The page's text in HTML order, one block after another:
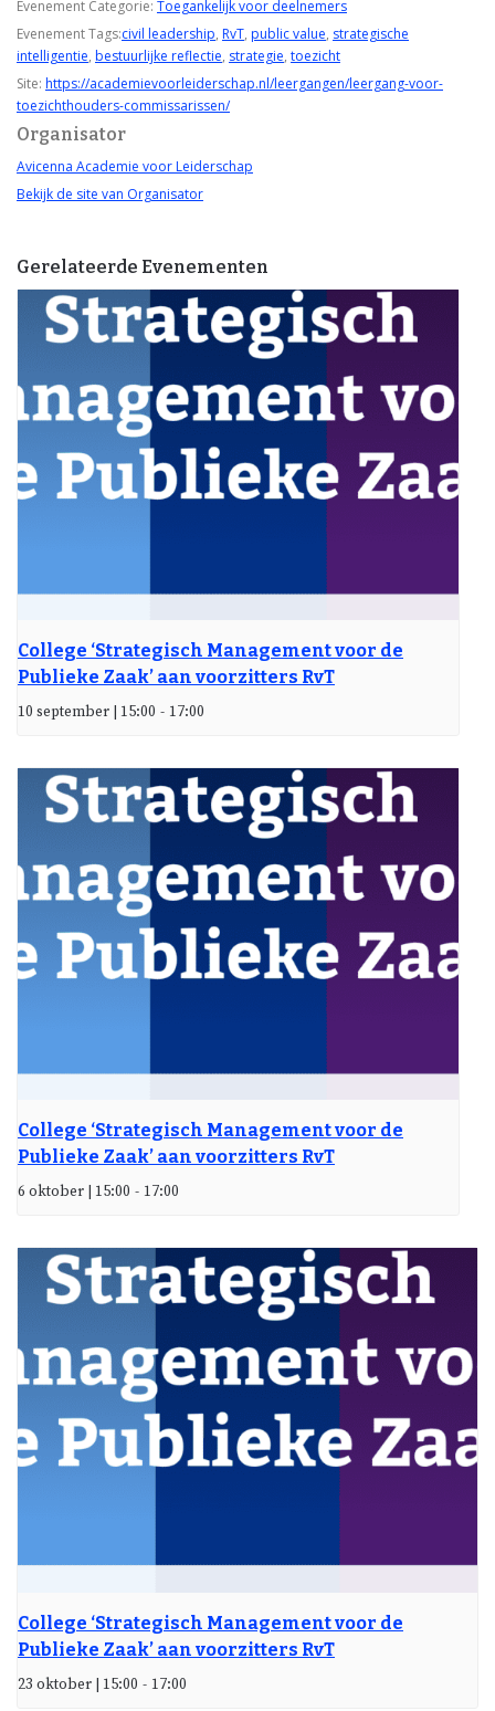
Evenement Categorie: Toegankelijk voor deelnemers
Evenement Tags:civil leadership, RvT, public value, strategische
intelligentie, bestuurlijke reflectie, strategie, toezicht
Site: https://academievoorleiderschap.nl/leergangen/leergang-voor-
toezichthouders-commissarissen/
Organisator
Avicenna Academie voor Leiderschap
Bekijk de site van Organisator
Gerelateerde Evenementen
College ‘Strategisch Management voor de
Publieke Zaak’ aan voorzitters RvT
10 september | 15:00 - 17:00
College ‘Strategisch Management voor de
Publieke Zaak’ aan voorzitters RvT
6 oktober | 15:00 - 17:00
College ‘Strategisch Management voor de
Publieke Zaak’ aan voorzitters RvT
23 oktober | 15:00 - 17:00